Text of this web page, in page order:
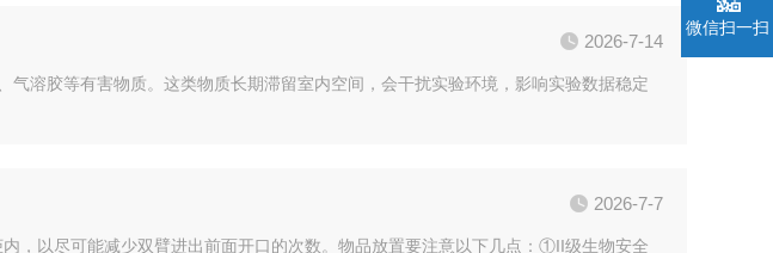
2026-7-14
溶胶等有害物质。这类物质长期滞留室内空间，会干扰实验环境，影响实验数据稳定
2026-7-7
，以尽可能减少双臂进出前面开口的次数。物品放置要注意以下几点：①II级生物安全
微信扫一扫